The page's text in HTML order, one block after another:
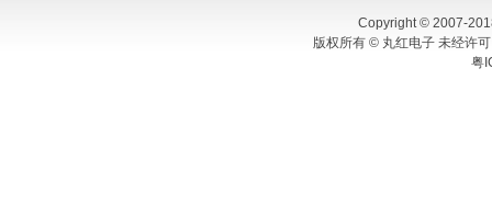
Copyright © 2007-
版权所有 © 丸红电子 未经许
粤